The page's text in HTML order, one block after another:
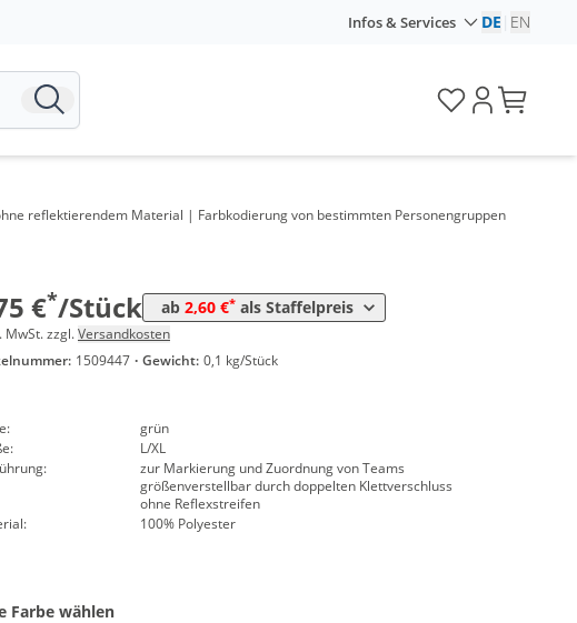
Infos & Services DE EN
reflektierendem Material | Farbkodierung von bestimmten Personengruppen
€*/Stück ab 2,60 €* als Staffelpreis
ab 50 Stück 2,60 €
MwSt. zzgl.Versandkosten
1509447 · Gewicht: 0,1 kg/Stück
grün
L/XL
zur Markierung und Zuordnung von Teams
größenverstellbar durch doppelten Klettverschluss
ohne Reflexstreifen
100% Polyester
Farbe wählen